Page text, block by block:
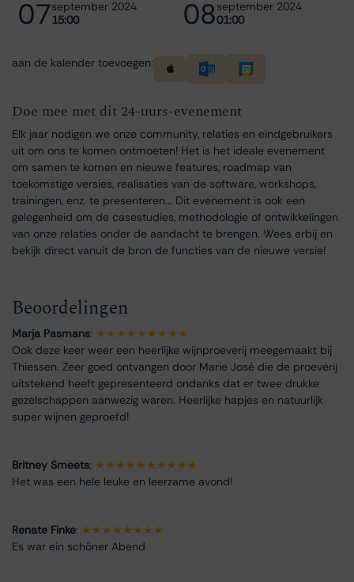
07september 2024
15:00
08september 2024
01:00
aan de kalender toevoegen:
Doe mee met dit 24-uurs-evenement
Elk jaar nodigen we onze community, relaties en eindgebruikers
uit om ons te komen ontmoeten! Het is het ideale evenement
om samen te komen en nieuwe features, roadmap van
toekomstige versies, realisaties van de software, workshops,
trainingen, enz. te presenteren... Dit evenement is ook een
gelegenheid om de casestudies, methodologie of ontwikkelingen
van onze relaties onder de aandacht te brengen. Wees erbij en
bekijk direct vanuit de bron de functies van de nieuwe versie!
Beoordelingen
Marja Pasmans: ★★★★★★★★★
Ook deze keer weer een heerlijke wijnproeverij meegemaakt bij
Thiessen. Zeer goed ontvangen door Marie José die de proeverij
uitstekend heeft gepresenteerd ondanks dat er twee drukke
gezelschappen aanwezig waren. Heerlijke hapjes en natuurlijk
super wijnen geproefd!
Britney Smeets: ★★★★★★★★★★
Het was een hele leuke en leerzame avond!
Renate Finke: ★★★★★★★★
Es war ein schöner Abend